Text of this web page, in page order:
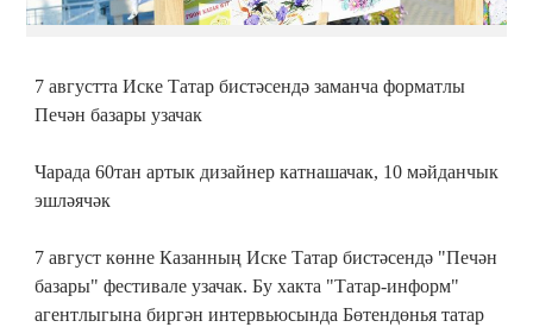
7 августта Иске Татар бистәсендә заманча форматлы
Печән базары узачак
Чарада 60тан артык дизайнер катнашачак, 10 мәйданчык
эшләячәк
7 август көнне Казанның Иске Татар бистәсендә "Печән
базары" фестивале узачак. Бу хакта "Татар-информ"
агентлыгына биргән интервьюсында Бөтендөнья татар